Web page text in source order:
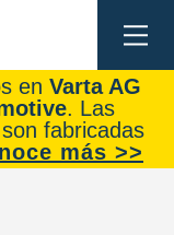
en Varta AG
. Las
son fabricadas
más >>